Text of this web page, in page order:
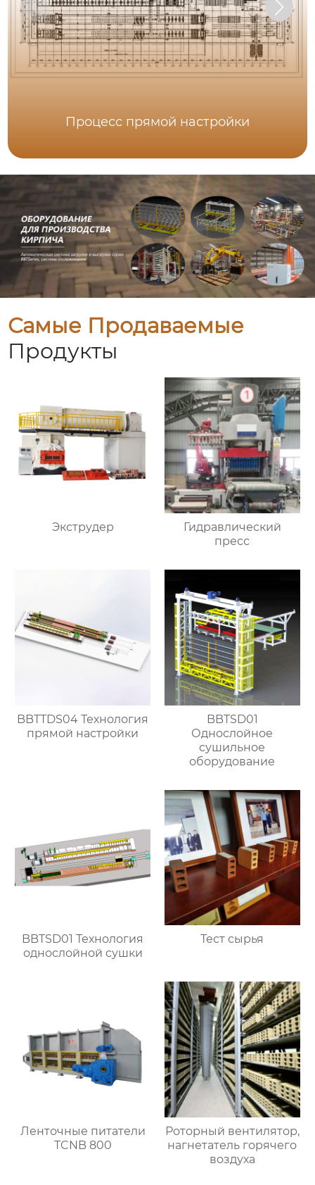
Процесс прямой настройки
Самые Продаваемые
Продукты
Экструдер
Гидравлический
пресс
BBTTDS04 Технология
прямой настройки
BBTSD01
Однослойное
сушильное
оборудование
BBTSD01 Технология
однослойной сушки
Тест сырья
Ленточные питатели
TCNB 800
Роторный вентилятор,
нагнетатель горячего
воздуха